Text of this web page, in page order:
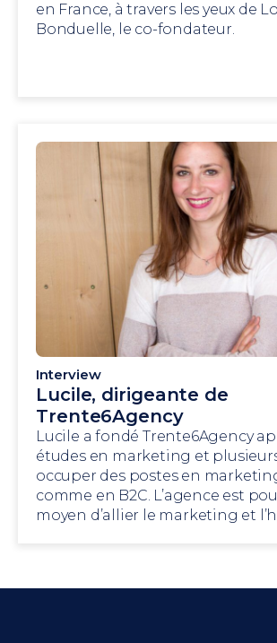
en France, à travers les yeux de
Bonduelle, le co-fondateur.
Interview
Lucile, dirigeante de
Trente6Agency
Lucile a fondé Trente6Agency
études en marketing et
occuper des postes en
comme en B2C. L’agence est
moyen d’allier le marketing et